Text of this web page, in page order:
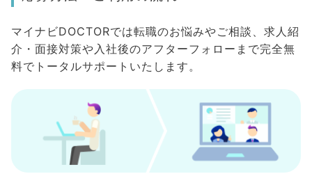
マイナビDOCTORでは転職のお悩みやご相談、求人紹
介・面接対策や入社後のアフターフォローまで完全無
料でトータルサポートいたします。